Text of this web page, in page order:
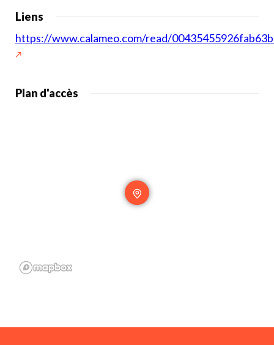
Liens
https://www.calameo.com/read/
Plan d'accès